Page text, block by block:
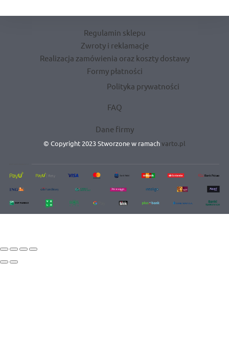
Regulamin sklepu
Zwroty i reklamacje
Realizacja zamówienia oraz koszty dostawy
Formy płatności
Polityka prywatności
FAQ
Dane firmy
© Copyright 2023 Stworzone w ramachvarto.pl